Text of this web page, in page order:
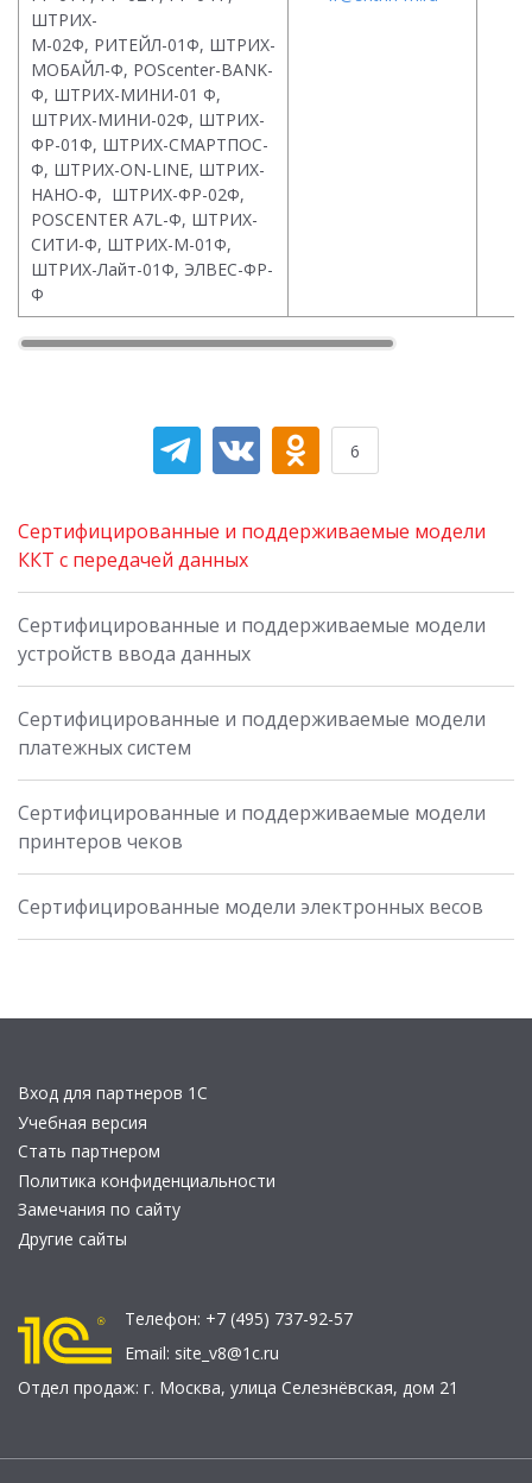
ШТРИХ-
М-02Ф, РИТЕЙЛ-01Ф, ШТРИХ-
МОБАЙЛ-Ф, POScenter-BANK-
Ф, ШТРИХ-МИНИ-01 Ф,
ШТРИХ-МИНИ-02Ф, ШТРИХ-
ФР-01Ф, ШТРИХ-СМАРТПОС-
Ф, ШТРИХ-ON-LINE, ШТРИХ-
НАНО-Ф, ШТРИХ-ФР-02Ф,
POSCENTER A7L-Ф, ШТРИХ-
СИТИ-Ф, ШТРИХ-М-01Ф,
ШТРИХ-Лайт-01Ф, ЭЛВЕС-ФР-
Ф
6
Сертифицированные и поддерживаемые модели
ККТ с передачей данных
Сертифицированные и поддерживаемые модели
устройств ввода данных
Сертифицированные и поддерживаемые модели
платежных систем
Сертифицированные и поддерживаемые модели
принтеров чеков
Сертифицированные модели электронных весов
Вход для партнеров 1С
Учебная версия
Стать партнером
Политика конфиденциальности
Замечания по сайту
Другие сайты
Телефон: +7 (495) 737-92-57
Email: site_v8@1c.ru
Отдел продаж: г. Москва, улица Селезнёвская, дом 21